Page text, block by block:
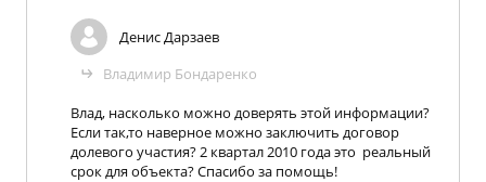
Денис Дарзаев
Владимир Бондаренко
Влад, насколько можно доверять этой информации?
Если так,то наверное можно заключить договор
долевого участия? 2 квартал 2010 года это реальный
срок для объекта? Спасибо за помощь!